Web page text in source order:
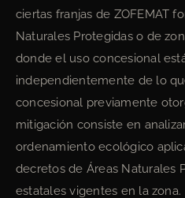
ciertas franjas de ZOFEMAT
Naturales Protegidas o de
donde el uso concesional
independientemente de lo
concesional previamente
mitigación consiste en
ordenamiento ecológico
decretos de Áreas Naturales
estatales vigentes en la zona.